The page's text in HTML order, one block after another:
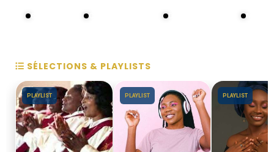
SÉLECTIONS & PLAYLISTS
PLAYLIST PLAYLIST PLAYLIST